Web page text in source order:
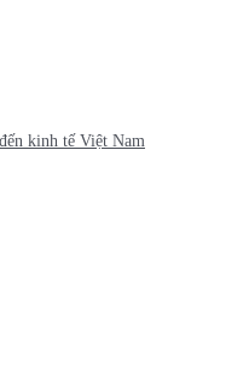
kinh tế Việt Nam